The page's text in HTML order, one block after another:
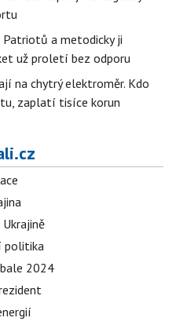
Patriotů a metodicky ji
už proletí bez odporu
na chytrý elektroměr. Kdo
zaplatí tisíce korun
politika
2024